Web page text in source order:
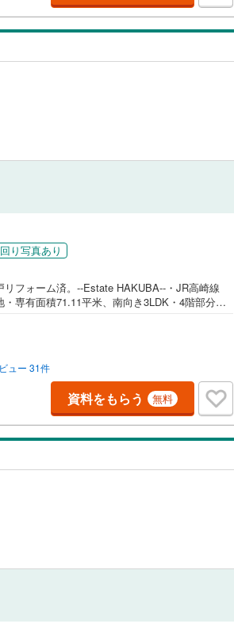
り写真あり
フォーム済。--Estate HAKUBA--・JR高崎線
・専有面積71.11平米、南向き3LDK・4階部分、
年9月完了）】キッチン・浴室・トイレ水栓交
取付全室クロス貼替水回り床CF張替、玄関鍵交
Relations ----◇中古マンションにも設備修理サ
完備◇大型キッズスペースあり◇提携FP無料相
2分、71.11平米の南向き3LDK住戸です。
ュー 31件
資料をもらう 無料